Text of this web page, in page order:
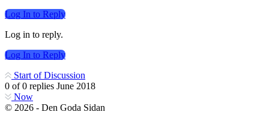
Log In to Reply
Log in to reply.
Log In to Reply
Start of Discussion
0 of0 replies June 2018
Now
© 2026 - Den Goda Sidan